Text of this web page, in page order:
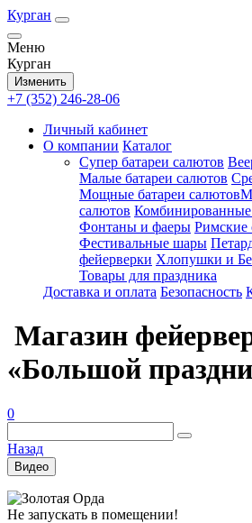
Курган
Меню
Курган
Изменить
+7 (352) 246-28-06
Личный кабинет
О компании Каталог
Супер батареи салютов
Малые батареи салютов
Мощные батареи
салютов Комбинированные
Фонтаны и фаеры Римские
Фестивальные шары
фейерверки Хлопушки и
Товары для праздника
Доставка и оплата Безопасность
Магазин
«Большой
0
Назад
Видео
Не запускать в помещении!